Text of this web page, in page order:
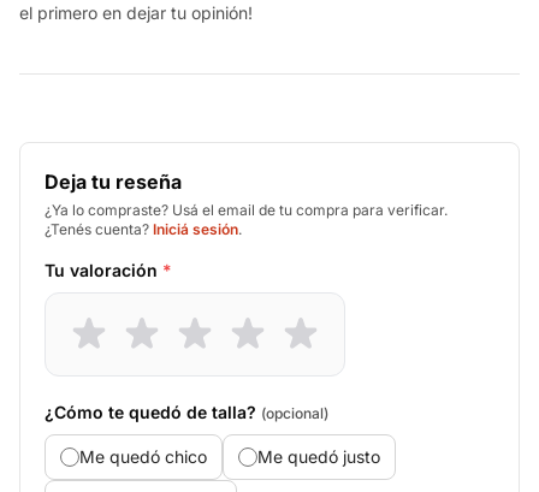
el primero en dejar tu opinión!
Deja tu reseña
¿Ya lo compraste? Usá el email de tu compra para verificar.
¿Tenés cuenta? Iniciá sesión.
Tu valoración *
¿Cómo te quedó de talla? (opcional)
Me quedó chico Me quedó justo